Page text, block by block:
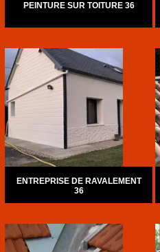
PEINTURE SUR TOITURE 36
ENTREPRISE DE RAVALEMENT
36